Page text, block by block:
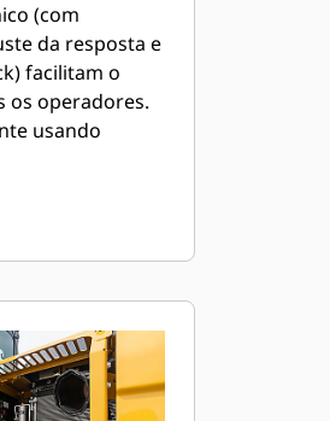
(com
da resposta e
facilitam o
os operadores.
usando
resolução.
do
menu da tela
de usar.